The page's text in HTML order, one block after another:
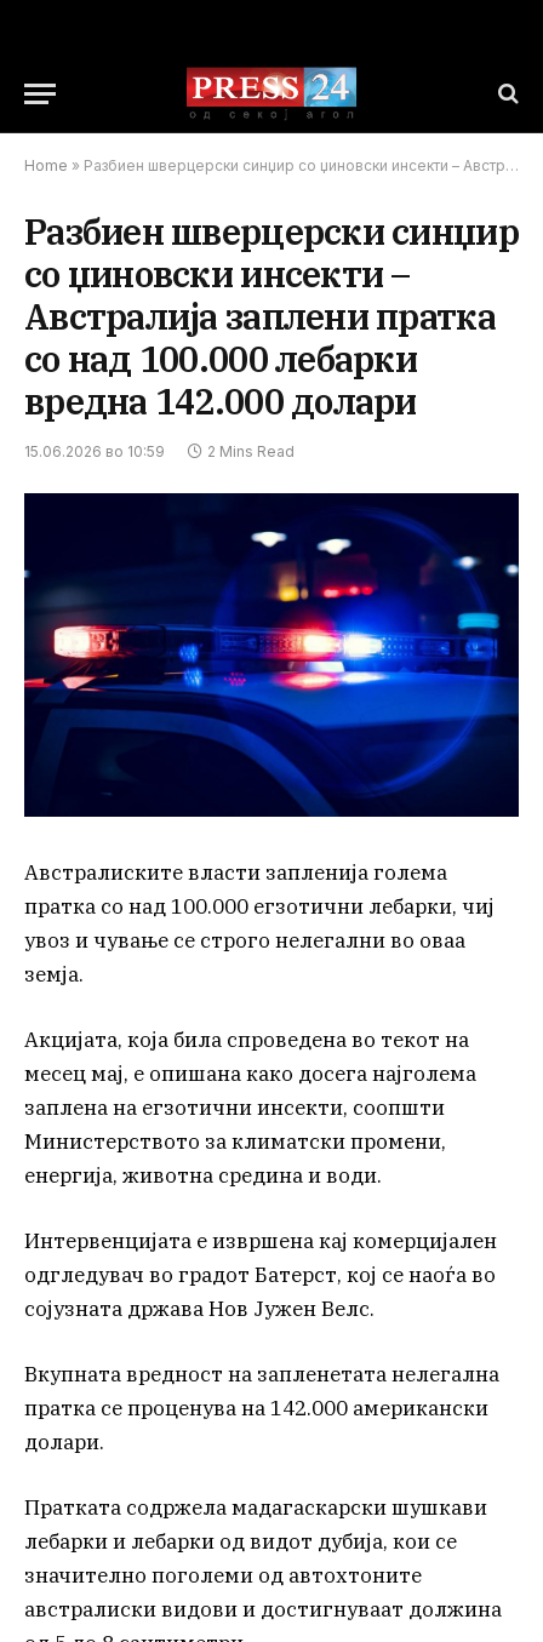
Home » Разбиен шверцерски синџир со џиновски инсекти – Австралија заплени пратка со над 100.000 лебарки вредна 142.000 долари
Разбиен шверцерски синџир
со џиновски инсекти –
Австралија заплени пратка
со над 100.000 лебарки
вредна 142.000 долари
15.06.2026 во 10:59 2 Mins Read
Австралиските власти запленија голема
пратка со над 100.000 егзотични лебарки, чиј
увоз и чување се строго нелегални во оваа
земја.
Акцијата, која била спроведена во текот на
месец мај, е опишана како досега најголема
заплена на егзотични инсекти, соопшти
Министерството за климатски промени,
енергија, животна средина и води.
Интервенцијата е извршена кај комерцијален
одгледувач во градот Батерст, кој се наоѓа во
сојузната држава Нов Јужен Велс.
Вкупната вредност на запленетата нелегална
пратка се проценува на 142.000 американски
долари.
Пратката содржела мадагаскарски шушкави
лебарки и лебарки од видот дубија, кои се
значително поголеми од автохтоните
австралиски видови и достигнуваат должина